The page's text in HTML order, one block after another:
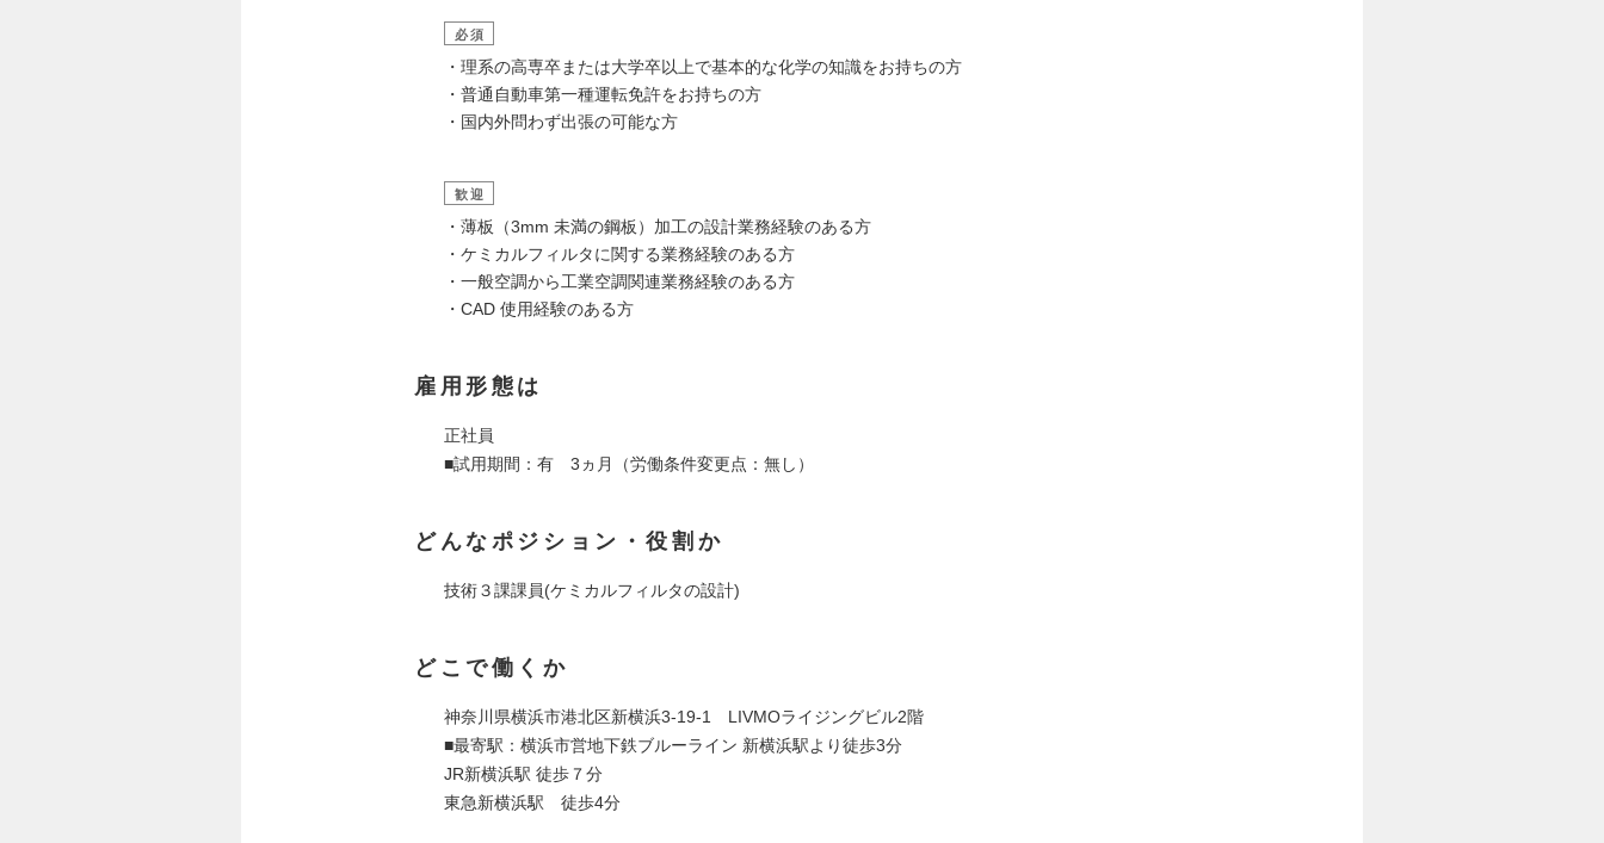
必須
・理系の高専卒または大学卒以上で基本的な化学の知識をお持ちの方
・普通自動車第一種運転免許をお持ちの方
・国内外問わず出張の可能な方
歓迎
・薄板（3mm 未満の鋼板）加工の設計業務経験のある方
・ケミカルフィルタに関する業務経験のある方
・一般空調から工業空調関連業務経験のある方
・CAD 使用経験のある方
雇用形態は
正社員
■試用期間：有 3ヵ月（労働条件変更点：無し）
どんなポジション・役割か
技術３課課員(ケミカルフィルタの設計)
どこで働くか
神奈川県横浜市港北区新横浜3-19-1 LIVMOライジングビル2階
■最寄駅：横浜市営地下鉄ブルーライン 新横浜駅より徒歩3分
JR新横浜駅 徒歩７分
東急新横浜駅 徒歩4分